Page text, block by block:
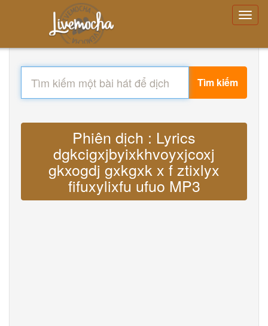
Tìm kiếm
Phiên dịch : Lyrics
dgkcigxjbyixkhvoyxjcoxj
gkxogdj gxkgxk x f ztixlyx
fifuxylixfu ufuo MP3